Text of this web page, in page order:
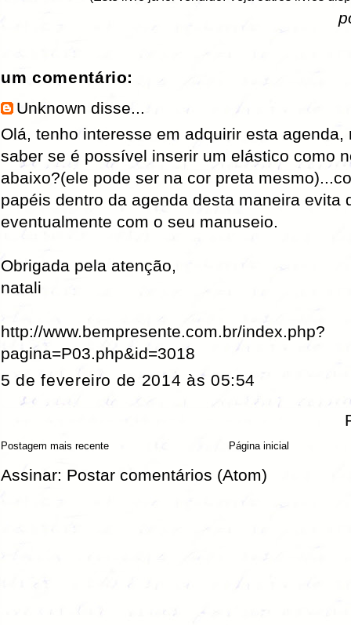
um comentário:
Unknown disse...
Olá, tenho interesse em adquirir esta agenda,
saber se é possível inserir um elástico como
abaixo?(ele pode ser na cor preta
papéis dentro da agenda desta maneira evita
eventualmente com o seu manuseio.
Obrigada pela atenção,
natali
http://www.bempresente.com.br/index.php?
pagina=P03.php&id=3018
5 de fevereiro de 2014 às 05:54
Postagem mais recente Página inicial
Assinar: Postar comentários (Atom)